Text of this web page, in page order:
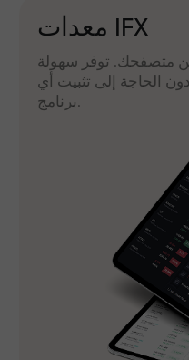
معدات IFX
متصفحك. توفر سهولة
الحاجة إلى تثبيت أي
برنامج.